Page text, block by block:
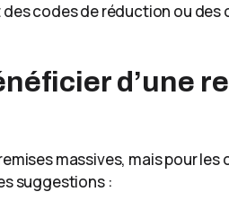
codes de réduction ou
d’une
massives, mais pour
suggestions :